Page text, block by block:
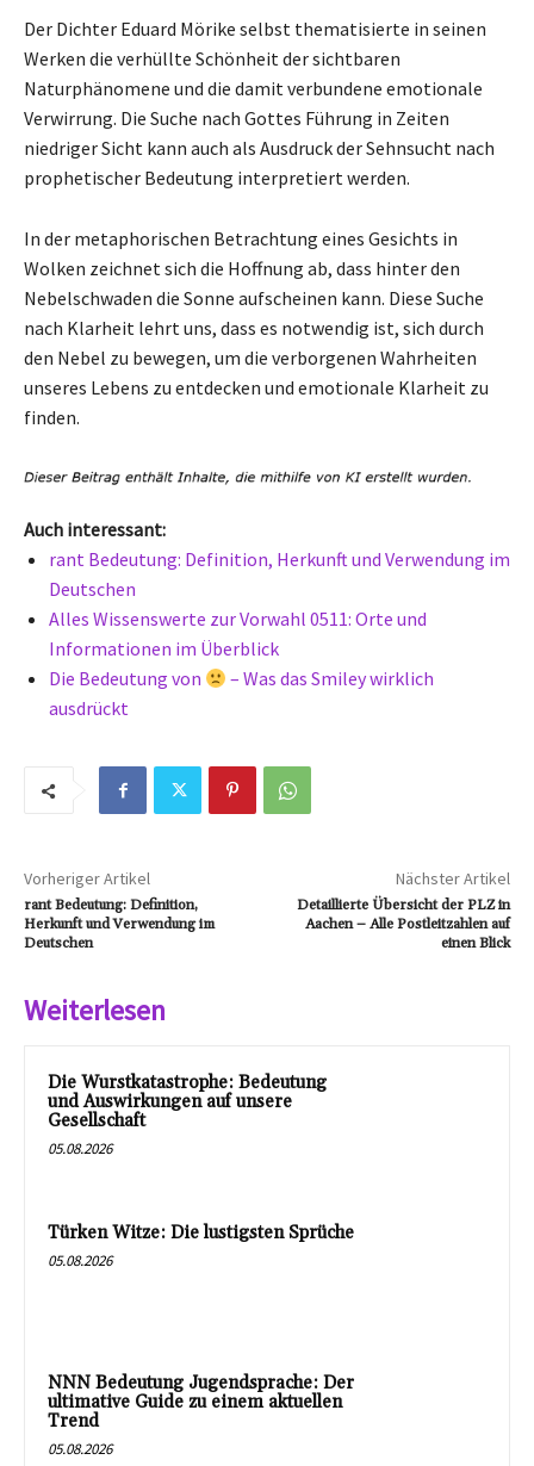
Der Dichter Eduard Mörike selbst thematisierte in seinen
Werken die verhüllte Schönheit der sichtbaren
Naturphänomene und die damit verbundene emotionale
Verwirrung. Die Suche nach Gottes Führung in Zeiten
niedriger Sicht kann auch als Ausdruck der Sehnsucht nach
prophetischer Bedeutung interpretiert werden.
In der metaphorischen Betrachtung eines Gesichts in
Wolken zeichnet sich die Hoffnung ab, dass hinter den
Nebelschwaden die Sonne aufscheinen kann. Diese Suche
nach Klarheit lehrt uns, dass es notwendig ist, sich durch
den Nebel zu bewegen, um die verborgenen Wahrheiten
unseres Lebens zu entdecken und emotionale Klarheit zu
finden.
Auch interessant:
rant Bedeutung: Definition, Herkunft und Verwendung im
Deutschen
Alles Wissenswerte zur Vorwahl 0511: Orte und
Informationen im Überblick
Die Bedeutung von
– Was das Smiley wirklich
ausdrückt
Vorheriger Artikel
rant Bedeutung: Definition,
Herkunft und Verwendung im
Deutschen
Nächster Artikel
Detaillierte Übersicht der PLZ in
Aachen – Alle Postleitzahlen auf
einen Blick
Weiterlesen
Die Wurstkatastrophe: Bedeutung
und Auswirkungen auf unsere
Gesellschaft
05.08.2026
Türken Witze: Die lustigsten Sprüche
05.08.2026
NNN Bedeutung Jugendsprache: Der
ultimative Guide zu einem aktuellen
Trend
05.08.2026